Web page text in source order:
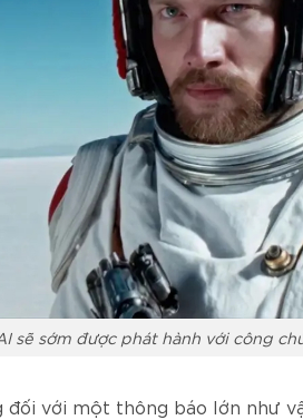
sẽ sớm được phát hành với công
với một thông báo lớn như